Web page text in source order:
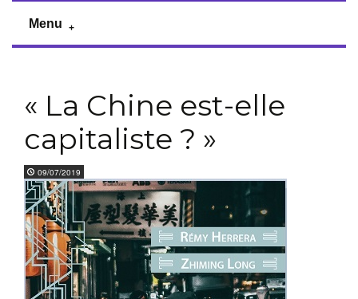
Menu
« La Chine est-elle
capitaliste ? »
09/07/2019